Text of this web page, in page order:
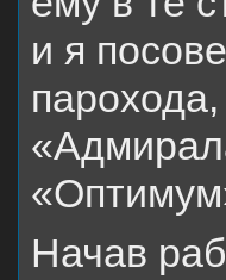
и я
Начав